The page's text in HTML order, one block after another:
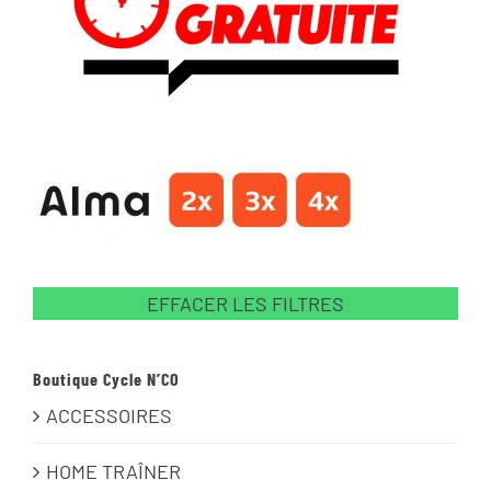
EFFACER LES FILTRES
Boutique Cycle N’CO
ACCESSOIRES
HOME TRAÎNER